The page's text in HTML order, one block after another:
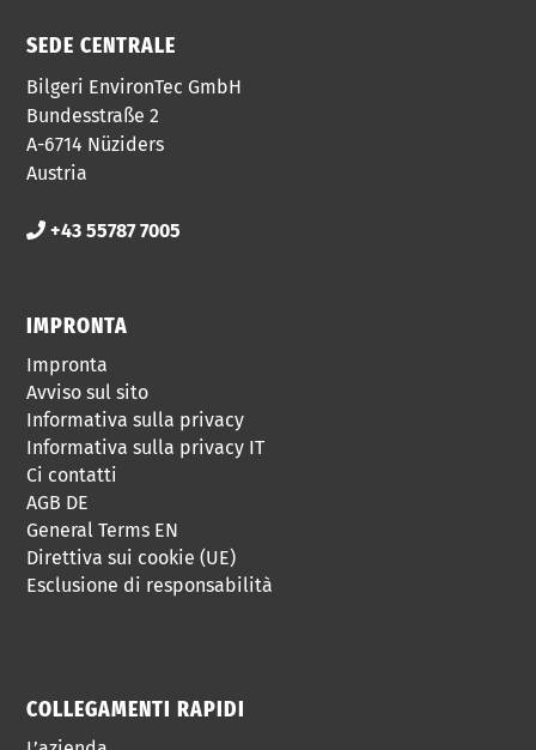
SEDE CENTRALE
Bilgeri EnvironTec GmbH
Bundesstraße 2
A-6714 Nüziders
Austria
+43 55787 7005
IMPRONTA
Impronta
Avviso sul sito
Informativa sulla privacy
Informativa sulla privacy IT
Ci contatti
AGB DE
General Terms EN
Direttiva sui cookie (UE)
Esclusione di responsabilità
COLLEGAMENTI RAPIDI